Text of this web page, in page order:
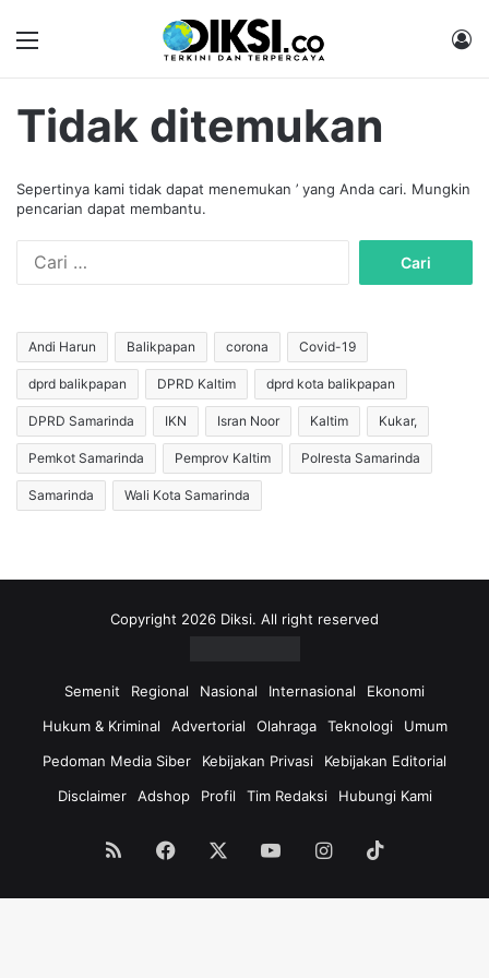
Tidak ditemukan
Sepertinya kami tidak dapat menemukan ’ yang Anda cari. Mungkin
pencarian dapat membantu.
u
n
t
u
k
:
Andi Harun Balikpapan corona Covid-19
dprd balikpapan DPRD Kaltim dprd kota balikpapan
DPRD Samarinda IKN Isran Noor Kaltim Kukar,
Pemkot Samarinda Pemprov Kaltim Polresta Samarinda
Samarinda Wali Kota Samarinda
Copyright 2026 Diksi. All right reserved
Semenit Regional Nasional Internasional
Ekonomi
Hukum & Kriminal
Advertorial Olahraga Teknologi
Umum
Pedoman Media Siber
Kebijakan Privasi
Kebijakan Editorial
Disclaimer
Adshop Profil Tim Redaksi Hubungi Kami
RSS Facebook YouTubeInstagram